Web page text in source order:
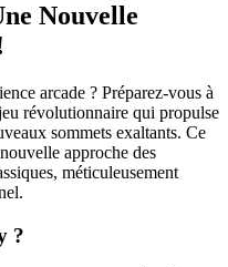
Nouvelle
arcade ? Préparez-vous à
révolutionnaire qui propulse
sommets exaltants. Ce
approche des
méticuleusement
?